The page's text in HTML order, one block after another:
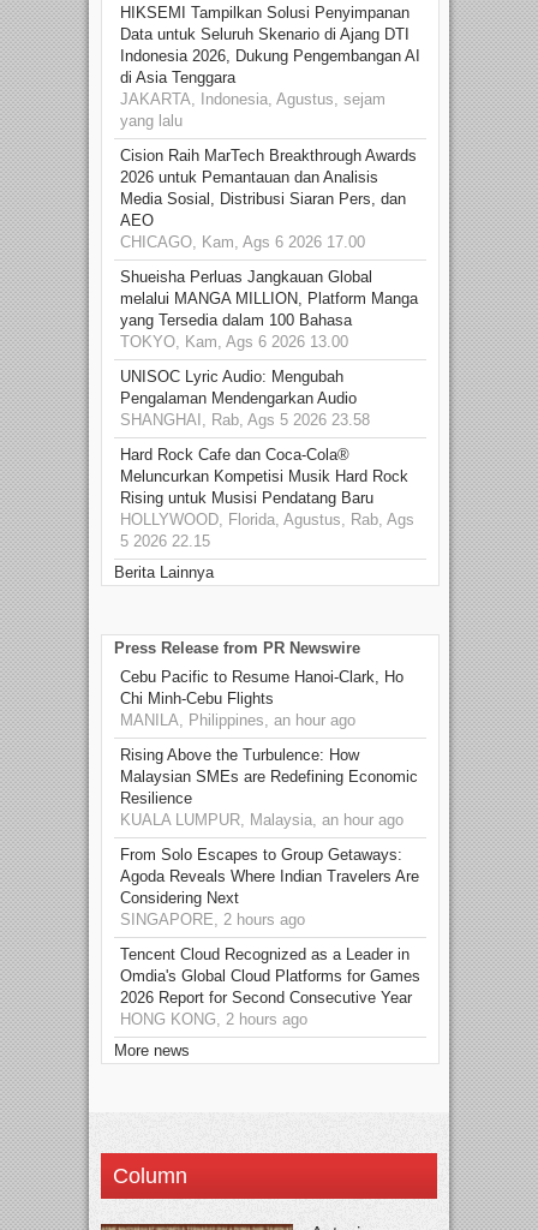
HIKSEMI Tampilkan Solusi Penyimpanan
Data untuk Seluruh Skenario di Ajang DTI
Indonesia 2026, Dukung Pengembangan AI
di Asia Tenggara
JAKARTA, Indonesia, Agustus, sejam
yang lalu
Cision Raih MarTech Breakthrough Awards
2026 untuk Pemantauan dan Analisis
Media Sosial, Distribusi Siaran Pers, dan
AEO
CHICAGO, Kam, Ags 6 2026 17.00
Shueisha Perluas Jangkauan Global
melalui MANGA MILLION, Platform Manga
yang Tersedia dalam 100 Bahasa
TOKYO, Kam, Ags 6 2026 13.00
UNISOC Lyric Audio: Mengubah
Pengalaman Mendengarkan Audio
SHANGHAI, Rab, Ags 5 2026 23.58
Hard Rock Cafe dan Coca-Cola®
Meluncurkan Kompetisi Musik Hard Rock
Rising untuk Musisi Pendatang Baru
HOLLYWOOD, Florida, Agustus, Rab, Ags
5 2026 22.15
Berita Lainnya
Press Release from PR Newswire
Cebu Pacific to Resume Hanoi-Clark, Ho
Chi Minh-Cebu Flights
MANILA, Philippines, an hour ago
Rising Above the Turbulence: How
Malaysian SMEs are Redefining Economic
Resilience
KUALA LUMPUR, Malaysia, an hour ago
From Solo Escapes to Group Getaways:
Agoda Reveals Where Indian Travelers Are
Considering Next
SINGAPORE, 2 hours ago
Tencent Cloud Recognized as a Leader in
Omdia's Global Cloud Platforms for Games
2026 Report for Second Consecutive Year
HONG KONG, 2 hours ago
More news
Column